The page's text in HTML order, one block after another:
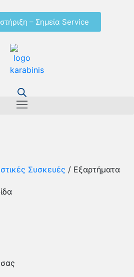
– Σημεία Service
Συσκευές / Εξαρτήματα